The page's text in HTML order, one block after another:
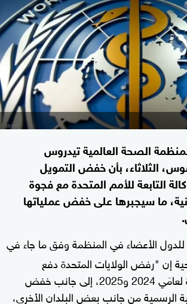
لمنظمة الصحة العالمية تيدروس
الثلاثاء، بأن خفض التمويل
التابعة للأمم المتحدة مع فجوة
ما سيجبرها على خفض عملياتها
للدول الأعضاء في المنظمة وفق ما جاء في
إن "رفض الولايات المتحدة دفع
مساهماتها المقررة لعامَي 2024 و2025، إلى جانب خفض
الرسمية من جانب بعض البلدان الأخرى،